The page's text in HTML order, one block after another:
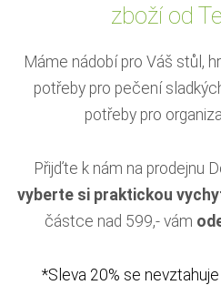
zboží od
Máme nádobí pro Váš stůl,
potřeby pro pečení
potřeby pro
Přijďte k nám na prodejnu
vyberte si praktickou
částce nad 599,- vám
*Sleva 20% se